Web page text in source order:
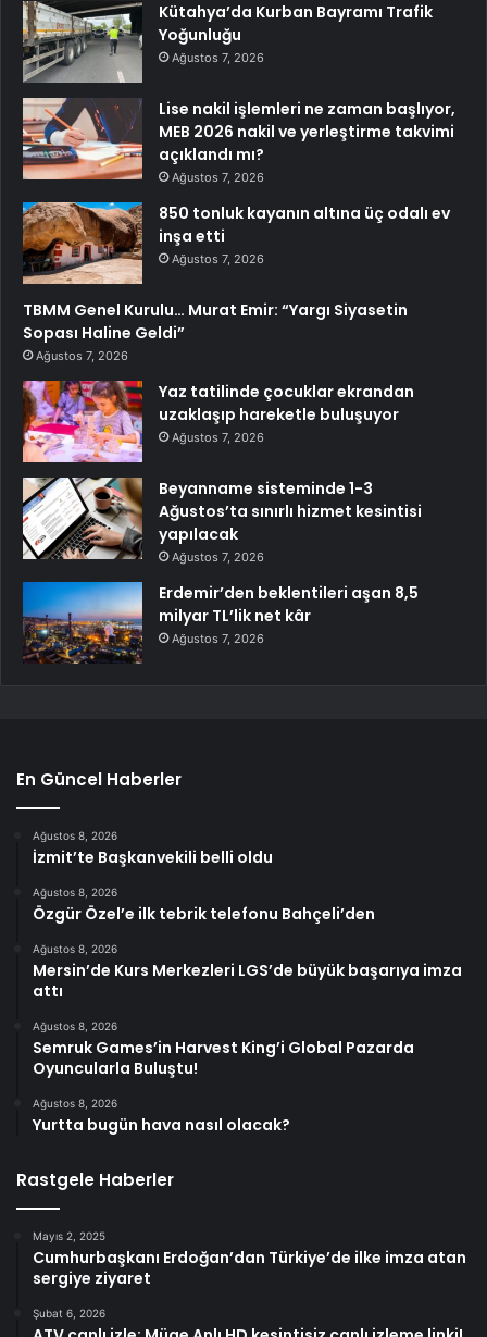
Kütahya’da Kurban Bayramı Trafik
Yoğunluğu
Ağustos 7, 2026
Lise nakil işlemleri ne zaman başlıyor,
MEB 2026 nakil ve yerleştirme takvimi
açıklandı mı?
Ağustos 7, 2026
850 tonluk kayanın altına üç odalı ev
inşa etti
Ağustos 7, 2026
TBMM Genel Kurulu… Murat Emir: “Yargı Siyasetin
Sopası Haline Geldi”
Ağustos 7, 2026
Yaz tatilinde çocuklar ekrandan
uzaklaşıp hareketle buluşuyor
Ağustos 7, 2026
Beyanname sisteminde 1-3
Ağustos’ta sınırlı hizmet kesintisi
yapılacak
Ağustos 7, 2026
Erdemir’den beklentileri aşan 8,5
milyar TL’lik net kâr
Ağustos 7, 2026
En Güncel Haberler
Ağustos 8, 2026
İzmit’te Başkanvekili belli oldu
Ağustos 8, 2026
Özgür Özel’e ilk tebrik telefonu Bahçeli’den
Ağustos 8, 2026
Mersin’de Kurs Merkezleri LGS’de büyük başarıya imza
attı
Ağustos 8, 2026
Semruk Games’in Harvest King’i Global Pazarda
Oyuncularla Buluştu!
Ağustos 8, 2026
Yurtta bugün hava nasıl olacak?
Rastgele Haberler
Mayıs 2, 2025
Cumhurbaşkanı Erdoğan’dan Türkiye’de ilke imza atan
sergiye ziyaret
Şubat 6, 2026